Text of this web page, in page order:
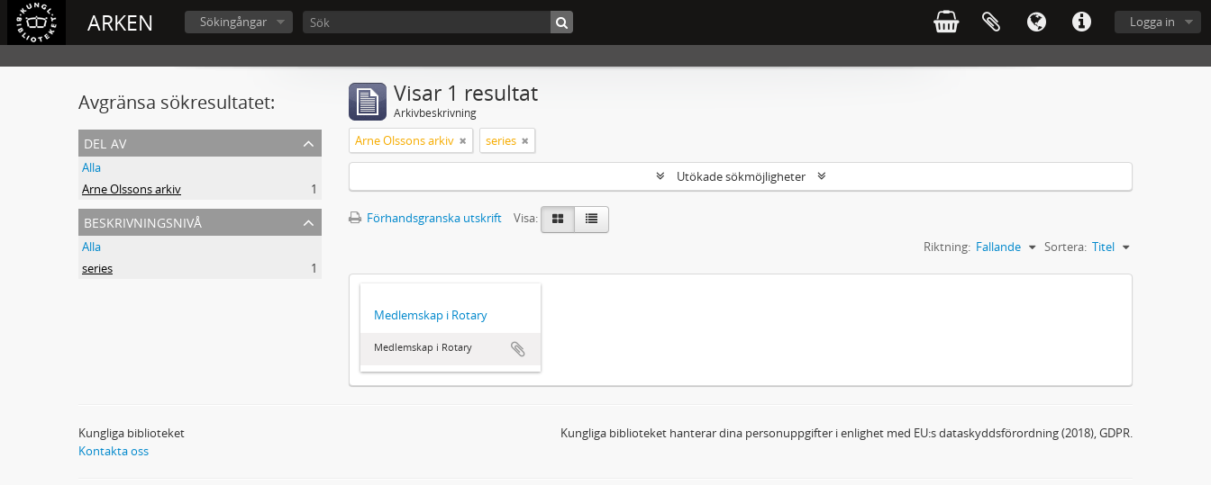
ARKEN Logga in
Sökingångar
Avgränsa sökresultatet:
del av
Alla
Arne Olssons arkiv
1
beskrivningsnivå
Alla
series
1
Visar 1 resultat
Arkivbeskrivning
Arne Olssons arkiv series
Utökade sökmöjligheter
Förhandsgranska utskrift
Visa:
Sortera: Titel
Riktning: Fallande
Medlemskap i Rotary
Medlemskap i Rotary
Kungliga biblioteket
Kontakta oss
Kungliga biblioteket hanterar dina personuppgifter i enlighet med EU:s dataskyddsförordning (2018), GDPR.